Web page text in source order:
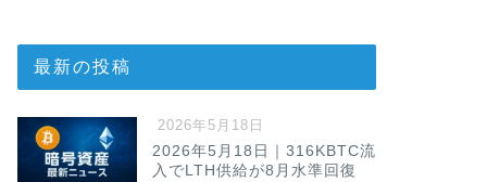
最新の投稿
2026年5月18日
2026年5月18日｜316KBTC流
入でLTH供給が8月水準回復